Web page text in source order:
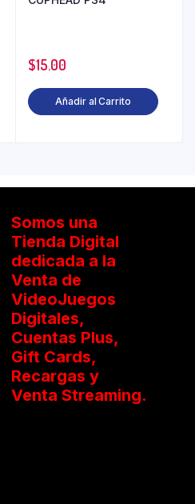
$15.00
Añadir al Carrito
Somos una
Tienda Digital
dedicada a la
Venta de
VideoJuegos
Digitales,
Cuentas Plus,
Gift Cards,
Recargas y
Venta Streaming.